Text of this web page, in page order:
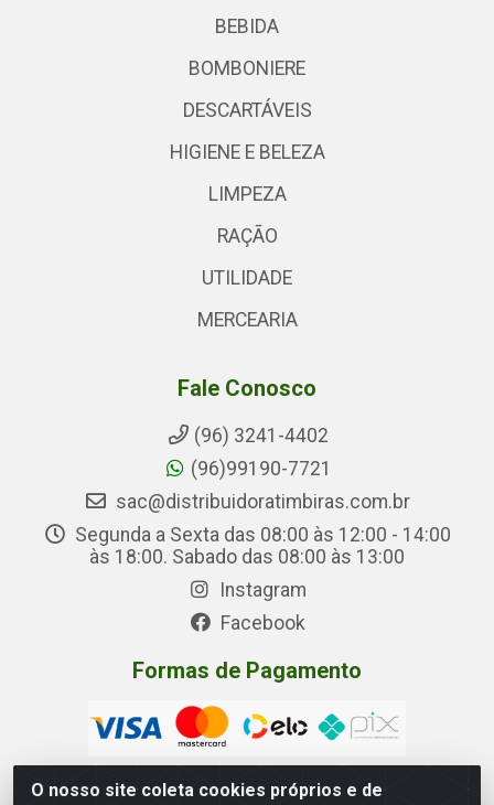
O nosso site coleta cookies próprios e de
BEBIDA
BOMBONIERE
DESCARTÁVEIS
HIGIENE E BELEZA
LIMPEZA
RAÇÃO
UTILIDADE
MERCEARIA
Fale Conosco
(96) 3241-4402
(96)99190-7721
sac@distribuidoratimbiras.com.br
Segunda a Sexta das 08:00 às 12:00 - 14:00
às 18:00. Sabado das 08:00 às 13:00
Instagram
Facebook
Formas de Pagamento